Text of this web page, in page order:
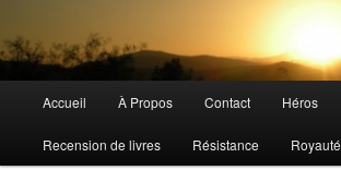
principal
Accueil À Propos Contact Héros
Recension de livres Résistance Royauté